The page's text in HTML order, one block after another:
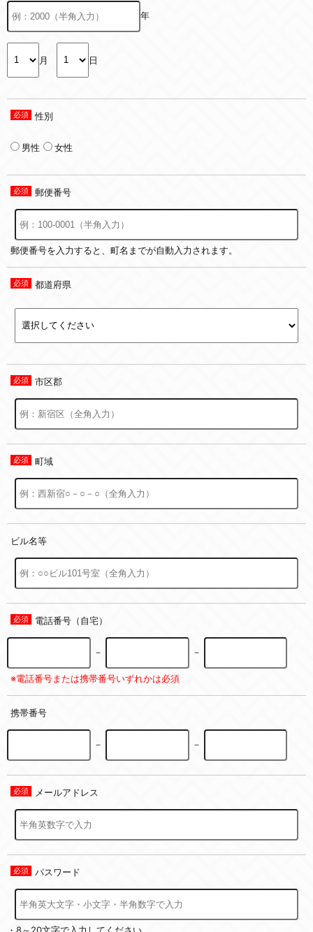
年
月 日
性別
男性 女性
郵便番号
郵便番号を入力すると、町名までが自動入力されます。
都道府県
市区郡
町域
ビル名等
電話番号（自宅）
－ －
※電話番号または携帯番号いずれかは必須
携帯番号
－ －
メールアドレス
パスワード
・8～20文字で入力してください。